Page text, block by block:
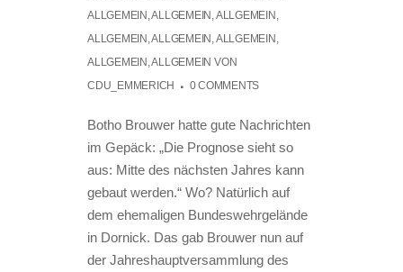
ALLGEMEIN ,ALLGEMEIN ,ALLGEMEIN ,
ALLGEMEIN ,ALLGEMEIN ,ALLGEMEIN ,
ALLGEMEIN ,ALLGEMEIN VON
CDU_EMMERICH
0 COMMENTS
Botho Brouwer hatte gute Nachrichten
im Gepäck: „Die Prognose sieht so
aus: Mitte des nächsten Jahres kann
gebaut werden.“ Wo? Natürlich auf
dem ehemaligen Bundeswehrgelände
in Dornick. Das gab Brouwer nun auf
der Jahreshauptversammlung des